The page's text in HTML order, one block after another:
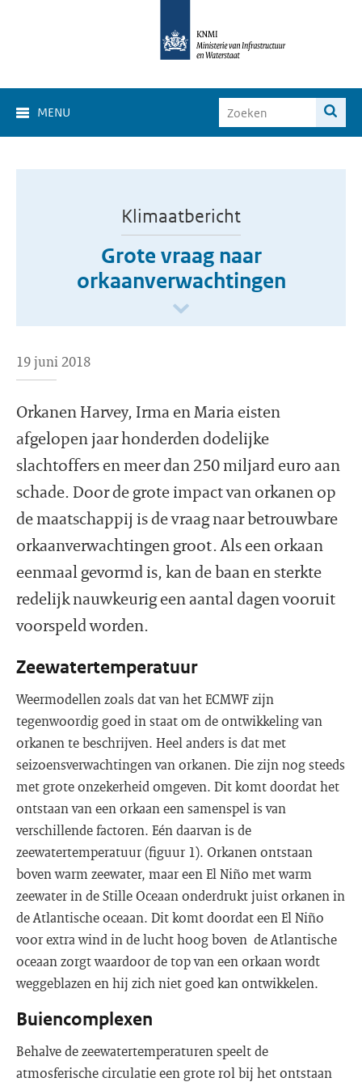
MENU
Klimaatbericht
Grote vraag naar
orkaanverwachtingen
19 juni 2018
Orkanen Harvey, Irma en Maria eisten
afgelopen jaar honderden dodelijke
slachtoffers en meer dan 250 miljard euro aan
schade. Door de grote impact van orkanen op
de maatschappij is de vraag naar betrouwbare
orkaanverwachtingen groot. Als een orkaan
eenmaal gevormd is, kan de baan en sterkte
redelijk nauwkeurig een aantal dagen vooruit
voorspeld worden.
Zeewatertemperatuur
Weermodellen zoals dat van het ECMWF zijn
tegenwoordig goed in staat om de ontwikkeling van
orkanen te beschrijven. Heel anders is dat met
seizoensverwachtingen van orkanen. Die zijn nog steeds
met grote onzekerheid omgeven. Dit komt doordat het
ontstaan van een orkaan een samenspel is van
verschillende factoren. Eén daarvan is de
zeewatertemperatuur (figuur 1). Orkanen ontstaan
boven warm zeewater, maar een El Niño met warm
zeewater in de Stille Oceaan onderdrukt juist orkanen in
de Atlantische oceaan. Dit komt doordat een El Niño
voor extra wind in de lucht hoog boven de Atlantische
oceaan zorgt waardoor de top van een orkaan wordt
weggeblazen en hij zich niet goed kan ontwikkelen.
Buiencomplexen
Behalve de zeewatertemperaturen speelt de
atmosferische circulatie een grote rol bij het ontstaan